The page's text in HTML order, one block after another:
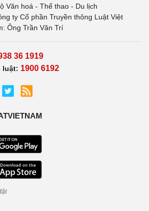
Văn hoá - Thể thao - Du lịch
ty Cổ phần Truyền thông Luật Việt
Ông Trần Văn Trí
36 1919
luật: 1900 6192